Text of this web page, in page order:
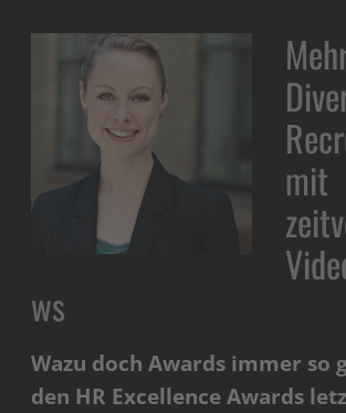
mit
ws
Wazu doch Awards immer so
den HR Excellence Awards